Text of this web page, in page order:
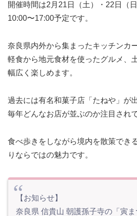
開催時間は2月21日（土）・22日（
10:00〜17:00予定です。
奈良県内外から集まったキッチンカ
軽食から地元食材を使ったグルメ、
幅広く楽しめます。
過去には有名和菓子店「たねや」が
毎年どんなお店が並ぶのか注目され
食べ歩きをしながら境内を散策でき
りならではの魅力です。
【お知らせ】
奈良県 信貴山 朝護孫子寺の「寅